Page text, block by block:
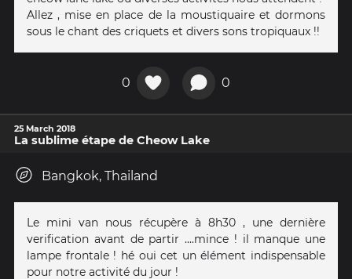
Allez , mise en place de la moustiquaire et dormons
sous le chant des criquets et divers sons tropiquaux !!
0 0
25 March 2018
La sublime étape de Cheow Lake
Bangkok, Thailand
Le mini van nous récupère à 8h30 , une dernière
verification avant de partir ....mince ! il manque une
lampe frontale ! hé oui cet un élément indispensable
pour notre activité du jour !